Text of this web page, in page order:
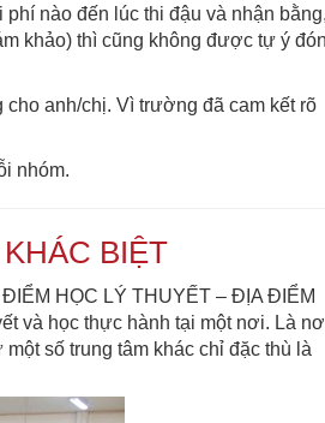
nào đến lúc thi đậu và nhận bằng,
khảo) thì cũng không được tự ý
anh/chị. Vì trường đã cam kết rõ
nhóm.
BIỆT
HỌC LÝ THUYẾT – ĐỊA ĐIỂM
và học thực hành tại một nơi. Là
số trung tâm khác chỉ đặc thù là